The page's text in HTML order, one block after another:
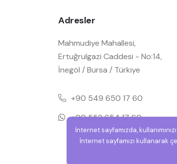
Adresler
Mahmudiye Mahallesi,
Ertuğrulgazi Caddesi - No:14,
İnegöl / Bursa / Türkiye
+90 549 650 17 60
+90 552 654 17 60
İnternet sayfamızda,
İnternet sayfamızı kullanarak